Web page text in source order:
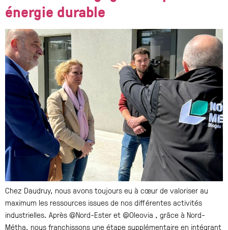
énergie durable
Chez Daudruy, nous avons toujours eu à cœur de valoriser au
maximum les ressources issues de nos différentes activités
industrielles. Après @Nord-Ester et @Oleovia , grâce à Nord-
Métha, nous franchissons une étape supplémentaire en intégrant